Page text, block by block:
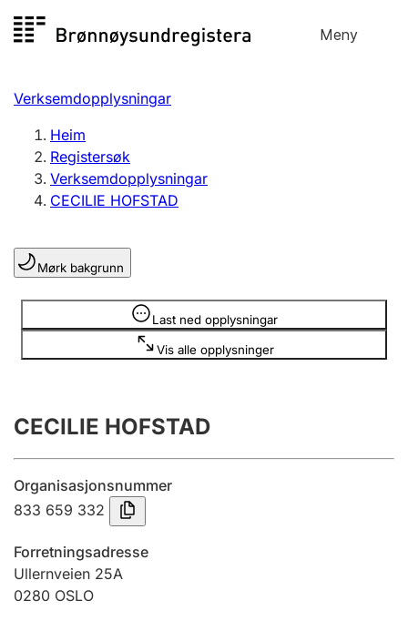
til
Meny
Registersøk
Aksjeselskap
Enkeltpersonføretak
Registrere, endre, slette
Lag og foreining
Registrere, endre, slette
Årsrekneskap
Innsending og forseinkingsgebyr
Jeger
Verksemdopplysningar
Heim
Registersøk
Verksemdopplysningar
CECILIE HOFSTAD
Mørk bakgrunn
Last ned opplysningar
Vis alle opplysninger
Opplysninger er skjult
CECILIE HOFSTAD
Organisasjonsnummer
833 659 332
Forretningsadresse
Ullernveien 25A
0280 OSLO